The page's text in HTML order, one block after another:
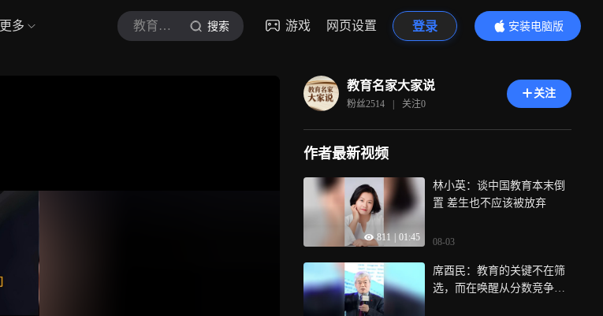
更多 教育名家大家说 搜索 游戏 网页设置 登录
安装电脑版
内容更精彩
教育名家大家说
粉丝2514 | 关注0
关注
作者最新视频
811 01:45
林小英：谈中国教育本末倒
置 差生也不应该被放弃
08-03
席酉民：教育的关键不在筛
选，而在唤醒从分数竞争走